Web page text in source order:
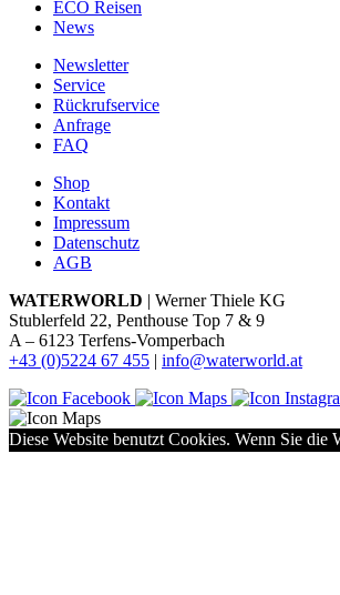
ECO Reisen
News
Newsletter
Service
Rückrufservice
Anfrage
FAQ
Shop
Kontakt
Impressum
Datenschutz
AGB
WATERWORLD | Werner Thiele KG
Stublerfeld 22, Penthouse Top 7 & 9
A – 6123 Terfens-Vomperbach
+43 (0)5224 67 455 | info@waterworld.at
Diese Website benutzt Cookies. Wenn Sie die